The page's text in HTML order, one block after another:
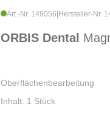
Art.-Nr. 149056 Hersteller-Nr.
ORBIS Dental
Oberflächenbearbeitung
Inhalt: 1 Stück